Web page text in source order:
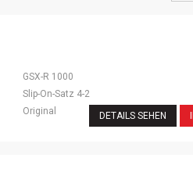
GSX-R 1000
Slip-On-Satz 4-2
Original DETAILS SEHEN